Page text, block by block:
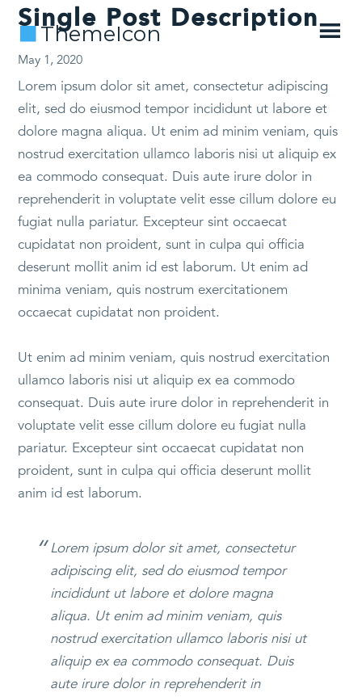
ThemeIcon
Single Post Description
May 1, 2020
Lorem ipsum dolor sit amet, consectetur adipiscing
elit, sed do eiusmod tempor incididunt ut labore et
dolore magna aliqua. Ut enim ad minim veniam, quis
nostrud exercitation ullamco laboris nisi ut aliquip ex
ea commodo consequat. Duis aute irure dolor in
reprehenderit in voluptate velit esse cillum dolore eu
fugiat nulla pariatur. Excepteur sint occaecat
cupidatat non proident, sunt in culpa qui officia
deserunt mollit anim id est laborum. Ut enim ad
minima veniam, quis nostrum exercitationem
occaecat cupidatat non proident.
Ut enim ad minim veniam, quis nostrud exercitation
ullamco laboris nisi ut aliquip ex ea commodo
consequat. Duis aute irure dolor in reprehenderit in
voluptate velit esse cillum dolore eu fugiat nulla
pariatur. Excepteur sint occaecat cupidatat non
proident, sunt in culpa qui officia deserunt mollit
anim id est laborum.
Lorem ipsum dolor sit amet, consectetur
adipiscing elit, sed do eiusmod tempor
incididunt ut labore et dolore magna
aliqua. Ut enim ad minim veniam, quis
nostrud exercitation ullamco laboris nisi ut
aliquip ex ea commodo consequat. Duis
aute irure dolor in reprehenderit in